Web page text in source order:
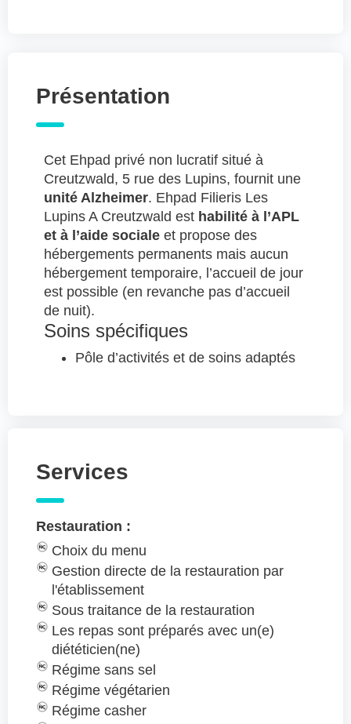
Présentation
Cet Ehpad privé non lucratif situé à
Creutzwald, 5 rue des Lupins, fournit une
unité Alzheimer. Ehpad Filieris Les
Lupins A Creutzwald est habilité à l’APL
et à l’aide sociale et propose des
hébergements permanents mais aucun
hébergement temporaire, l’accueil de jour
est possible (en revanche pas d’accueil
de nuit).
Soins spécifiques
Pôle d’activités et de soins adaptés
Services
Restauration :
Choix du menu
Gestion directe de la restauration par
l'établissement
Sous traitance de la restauration
Les repas sont préparés avec un(e)
diététicien(ne)
Régime sans sel
Régime végétarien
Régime casher